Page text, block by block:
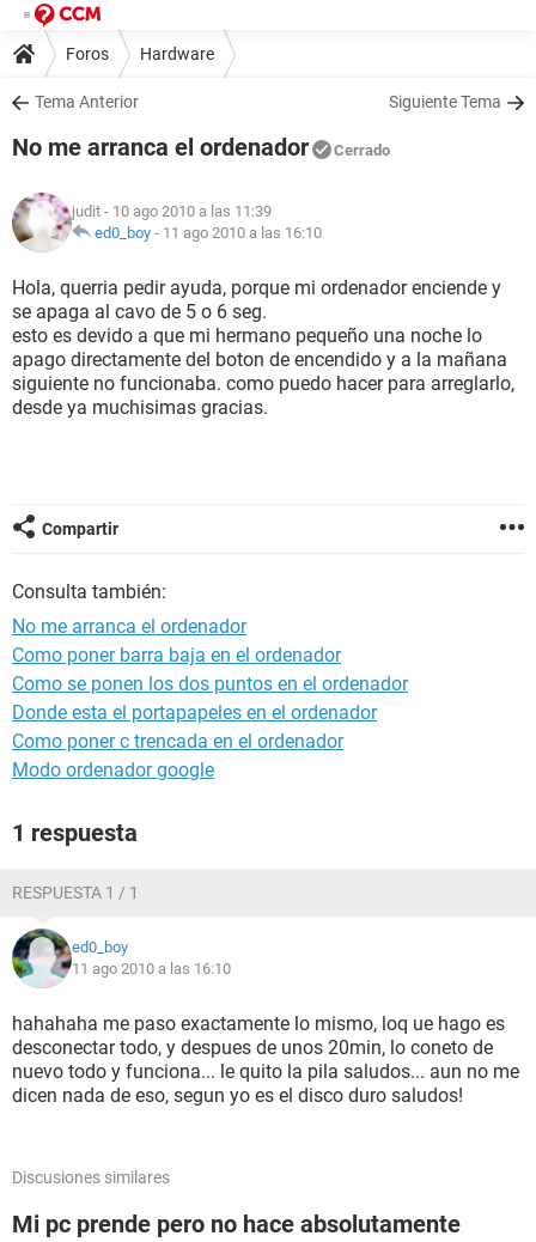
Foros Hardware
Tema Anterior Siguiente Tema
No me arranca el ordenador Cerrado
judit - 10 ago 2010 a las 11:39
ed0_boy - 11 ago 2010 a las 16:10
Hola, querria pedir ayuda, porque mi ordenador enciende y
se apaga al cavo de 5 o 6 seg.
esto es devido a que mi hermano pequeño una noche lo
apago directamente del boton de encendido y a la mañana
siguiente no funcionaba. como puedo hacer para arreglarlo,
desde ya muchisimas gracias.
Compartir
Consulta también:
No me arranca el ordenador
Como poner barra baja en el ordenador
Como se ponen los dos puntos en el ordenador
Donde esta el portapapeles en el ordenador
Como poner c trencada en el ordenador
Modo ordenador google
1 respuesta
RESPUESTA 1 / 1
ed0_boy
11 ago 2010 a las 16:10
hahahaha me paso exactamente lo mismo, loq ue hago es
desconectar todo, y despues de unos 20min, lo coneto de
nuevo todo y funciona... le quito la pila saludos... aun no me
dicen nada de eso, segun yo es el disco duro saludos!
Discusiones similares
Mi pc prende pero no hace absolutamente